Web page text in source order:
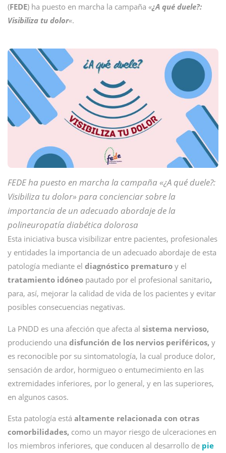
(FEDE) ha puesto en marcha la campaña «¿A qué duele?:
Visibiliza tu dolor«.
FEDE ha puesto en marcha la campaña «¿A qué duele?:
Visibiliza tu dolor» para concienciar sobre la
importancia de un adecuado abordaje de la
polineuropatía diabética dolorosa
Esta iniciativa busca visibilizar entre pacientes, profesionales
y entidades la importancia de un adecuado abordaje de esta
patología mediante el diagnóstico prematuro y el
tratamiento idóneo pautado por el profesional sanitario,
para, así, mejorar la calidad de vida de los pacientes y evitar
posibles consecuencias negativas.
La PNDD es una afección que afecta al sistema nervioso,
produciendo una disfunción de los nervios periféricos, y
es reconocible por su sintomatología, la cual produce dolor,
sensación de ardor, hormigueo o entumecimiento en las
extremidades inferiores, por lo general, y en las superiores,
en algunos casos.
Esta patología está altamente relacionada con otras
comorbilidades, como un mayor riesgo de ulceraciones en
los miembros inferiores, que conducen al desarrollo de pie